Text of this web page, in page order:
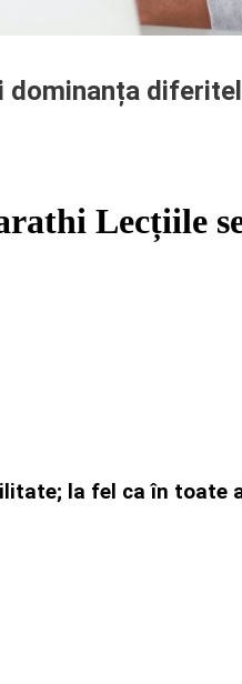
Lecțiile
la fel ca în toate